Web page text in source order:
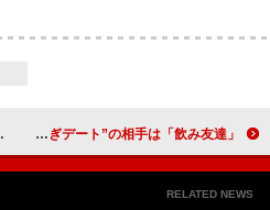
米倉涼子「ＣＨＩＣＡＧＯ」日本凱旋公演初日 “手つなぎデート”の相手は「飲み友達」
RELATED NEWS